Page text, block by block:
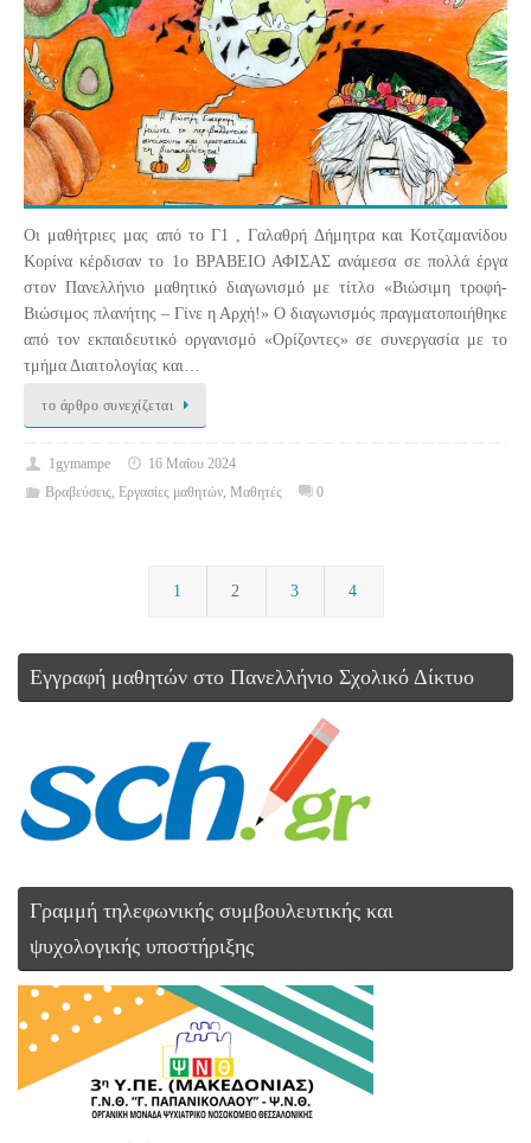
Οι μαθήτριες μας από το Γ1 , Γαλαθρή Δήμητρα και Κοτζαμανίδου
Κορίνα κέρδισαν το 1ο ΒΡΑΒΕΙΟ ΑΦΙΣΑΣ ανάμεσα σε πολλά έργα
στον Πανελλήνιο μαθητικό διαγωνισμό με τίτλο «Βιώσιμη τροφή-
Βιώσιμος πλανήτης – Γίνε η Αρχή!» Ο διαγωνισμός πραγματοποιήθηκε
από τον εκπαιδευτικό οργανισμό «Ορίζοντες» σε συνεργασία με το
τμήμα Διαιτολογίας και…
το άρθρο συνεχίζεται
1gymampe
16 Μαΐου 2024
Βραβεύσεις, Εργασίες μαθητών, Μαθητές 0
1 2 3 4
Εγγραφή μαθητών στο Πανελλήνιο Σχολικό Δίκτυο
Γραμμή τηλεφωνικής συμβουλευτικής και
ψυχολογικής υποστήριξης